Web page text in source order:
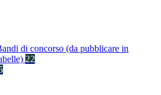
di concorso (da pubblicare in
22